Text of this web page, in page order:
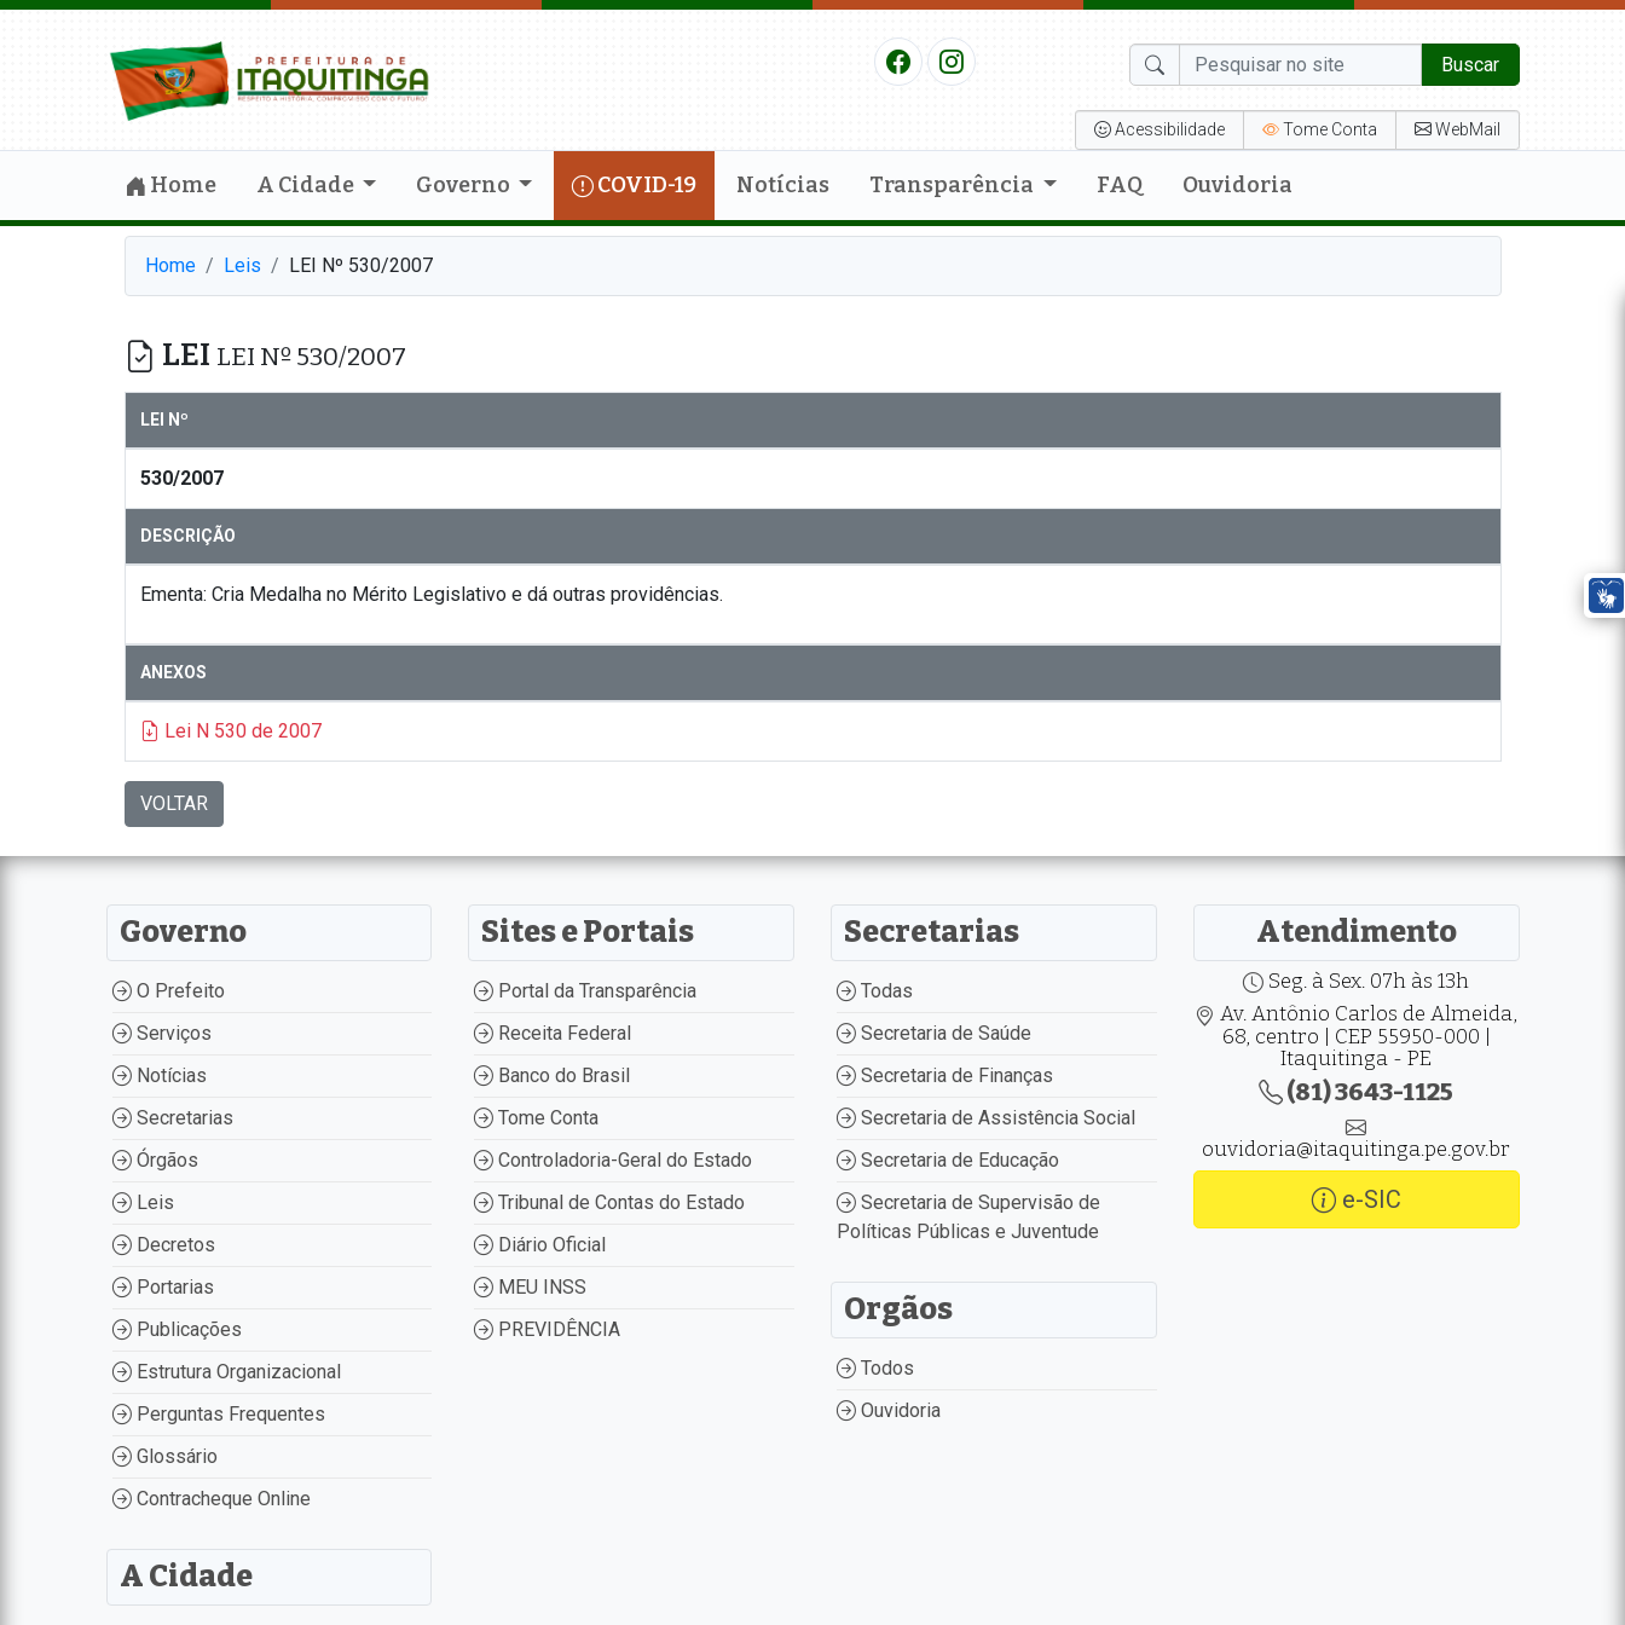
Buscar
Acessibilidade Tome Conta WebMail
Home A Cidade Governo COVID-19 Notícias Transparência FAQ Ouvidoria
Home Leis LEI Nº 530/2007
LEI LEI Nº 530/2007
LEI Nº
530/2007
DESCRIÇÃO
Ementa: Cria Medalha no Mérito Legislativo e dá outras providências.
ANEXOS
Lei N 530 de 2007
VOLTAR
Governo
O Prefeito
Serviços
Notícias
Secretarias
Órgãos
Leis
Decretos
Portarias
Publicações
Estrutura Organizacional
Perguntas Frequentes
Glossário
Contracheque Online
A Cidade
Sites e Portais
Portal da Transparência
Receita Federal
Banco do Brasil
Tome Conta
Controladoria-Geral do Estado
Tribunal de Contas do Estado
Diário Oficial
MEU INSS
PREVIDÊNCIA
Secretarias
Todas
Secretaria de Saúde
Secretaria de Finanças
Secretaria de Assistência Social
Secretaria de Educação
Secretaria de Supervisão de
Políticas Públicas e Juventude
Orgãos
Todos
Ouvidoria
Atendimento
Seg. à Sex. 07h às 13h
Av. Antônio Carlos de Almeida,
68, centro | CEP 55950-000 |
Itaquitinga - PE
(81) 3643-1125
ouvidoria@itaquitinga.pe.gov.br
e-SIC